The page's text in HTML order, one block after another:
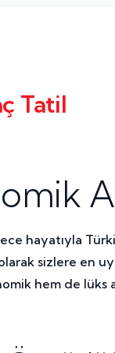
Tatil
hayatıyla
sizlere en
hem de